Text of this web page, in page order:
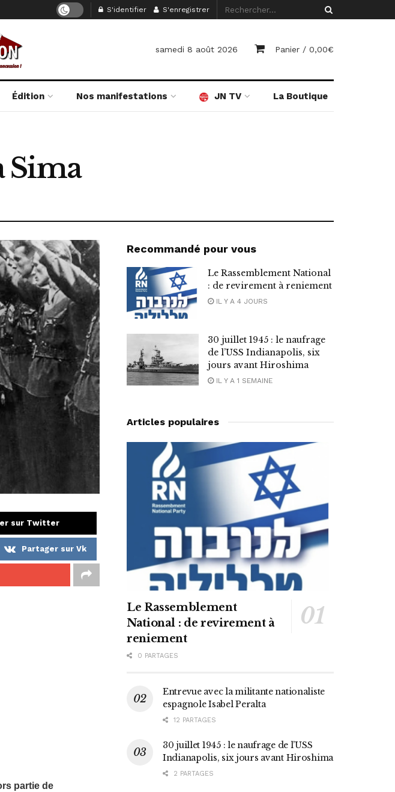
S'identifier S'enregistrer
samedi 8 août 2026 Panier / 0,00€
Édition Nos manifestations JN TV La Boutique
Sima
sur Twitter
Partager sur Vk
partie de
Recommandé pour vous
Le Rassemblement National
: de revirement à reniement
IL Y A 4 JOURS
30 juillet 1945 : le naufrage
de l’USS Indianapolis, six
jours avant Hiroshima
IL Y A 1 SEMAINE
Articles populaires
Le Rassemblement
National : de revirement à
reniement
0 PARTAGES
Entrevue avec la militante nationaliste
espagnole Isabel Peralta
12 PARTAGES
30 juillet 1945 : le naufrage de l’USS
Indianapolis, six jours avant Hiroshima
2 PARTAGES